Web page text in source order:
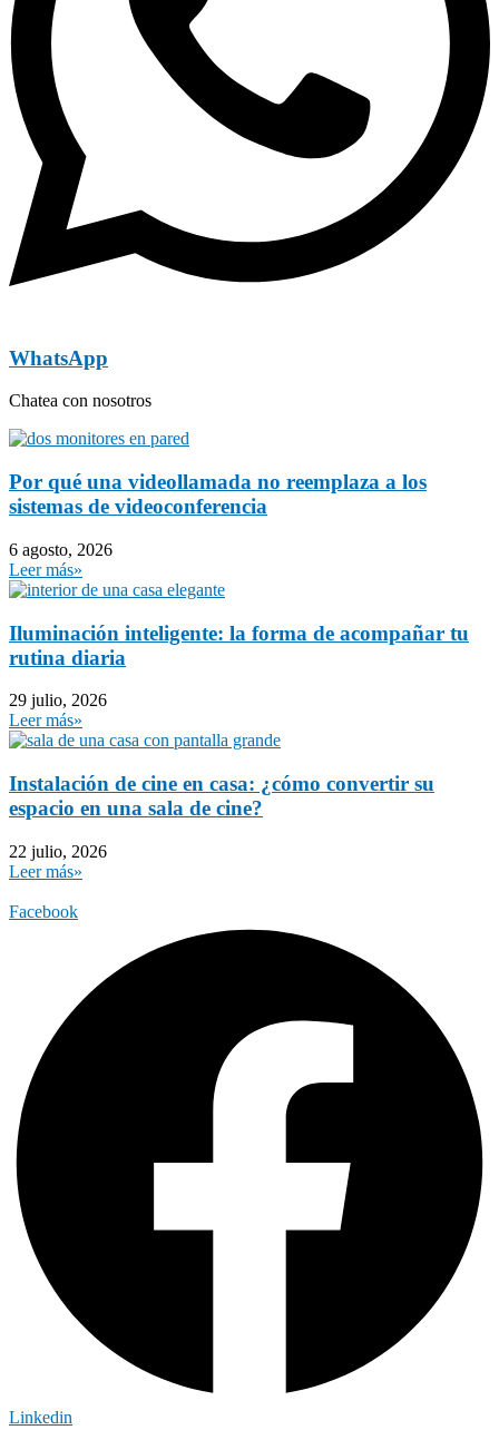
WhatsApp
Chatea con nosotros
Por qué una videollamada no reemplaza a los
sistemas de videoconferencia
6 agosto, 2026
Leer más»
Iluminación inteligente: la forma de acompañar tu
rutina diaria
29 julio, 2026
Leer más»
Instalación de cine en casa: ¿cómo convertir su
espacio en una sala de cine?
22 julio, 2026
Leer más»
Facebook
Linkedin